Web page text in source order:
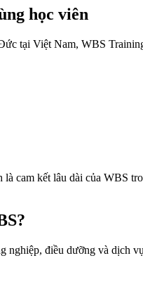
học viên
tại Việt Nam, WBS
cam kết lâu dài của WBS
điều dưỡng và dịch